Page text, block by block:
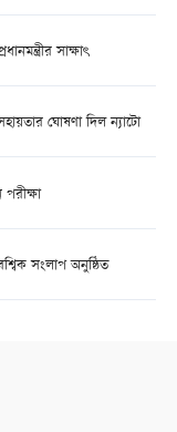
সাক্ষাৎ
ঘোষণা দিল ন্যাটো
সংলাপ অনুষ্ঠিত